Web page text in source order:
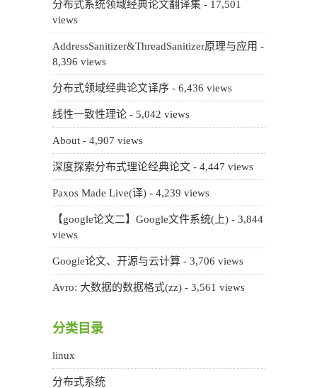
分布式系统领域经典论文翻译集 - 17,501
views
AddressSanitizer&ThreadSanitizer原理与应用 -
8,396 views
分布式领域经典论文译序 - 6,436 views
线性一致性理论 - 5,042 views
About - 4,907 views
深度探索分布式理论经典论文 - 4,447 views
Paxos Made Live(译) - 4,239 views
【google论文二】Google文件系统(上) - 3,844
views
Google论文、开源与云计算 - 3,706 views
Avro: 大数据的数据格式(zz) - 3,561 views
分类目录
linux
分布式系统